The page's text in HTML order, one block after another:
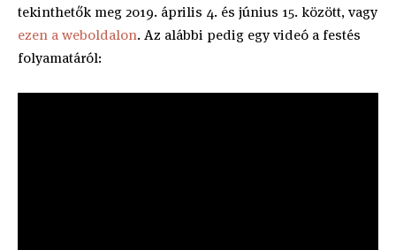
tekinthetők meg 2019. április 4. és június 15. között, vagy
ezen a weboldalon. Az alábbi pedig egy videó a festés
folyamatáról: